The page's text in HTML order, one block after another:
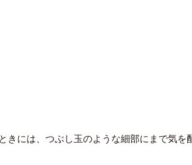
きには、つぶし玉のような細部にまで気